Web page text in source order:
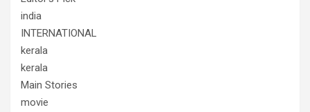
india
INTERNATIONAL
kerala
kerala
Main Stories
movie